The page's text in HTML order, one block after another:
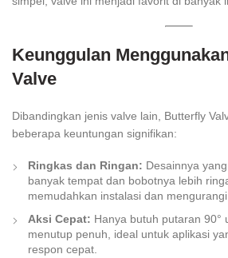
Keunggulan
Valve
Dibandingkan jenis valve lain, Butterfly
beberapa keuntungan signifikan:
Ringkas dan Ringan: Desainnya
banyak tempat dan bobotnya lebih
memudahkan instalasi dan
Aksi Cepat: Hanya butuh putaran 90°
menutup penuh, ideal untuk aplikasi
respon cepat.